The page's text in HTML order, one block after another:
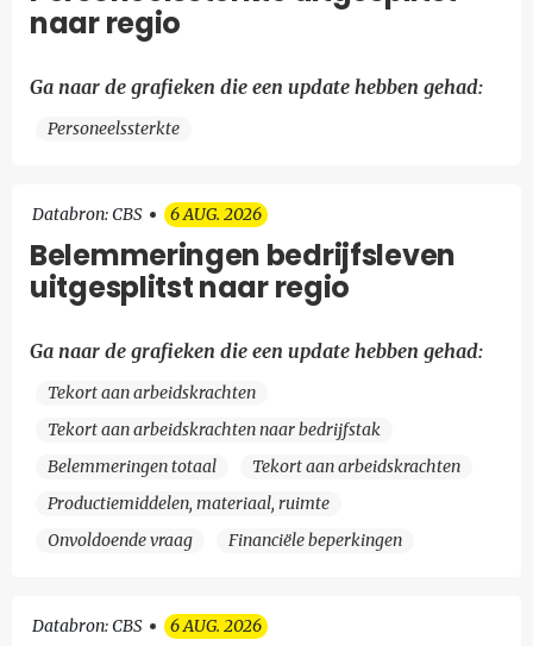
naar regio
Ga naar de grafieken die een update hebben gehad:
Personeelssterkte
Databron: CBS 6 AUG. 2026
Belemmeringen bedrijfsleven
uitgesplitst naar regio
Ga naar de grafieken die een update hebben gehad:
Tekort aan arbeidskrachten
Tekort aan arbeidskrachten naar bedrijfstak
Belemmeringen totaal
Tekort aan arbeidskrachten
Productiemiddelen, materiaal, ruimte
Onvoldoende vraag
Financiële beperkingen
Databron: CBS 6 AUG. 2026